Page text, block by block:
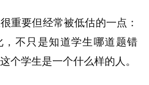
重要但经常被低估的一点：
不只是知道学生哪道题错
个学生是一个什么样的人。